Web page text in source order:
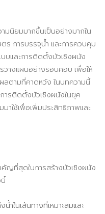
มนิยมมากขึ้นเป็นอย่างมากใน
ตร การบรรจุน้ำ และการควบคุม
บและการติดตั้งบัวเชิงผนัง
วางแผนอย่างรอบคอบ เพื่อให้
ลตามที่คาดหวัง ในบทความนี้
ารติดตั้งบัวเชิงผนังในยุค
าใช้เพื่อเพิ่มประสิทธิภาพและ
ญที่สุดในการสร้างบัวเชิงผนัง
ำในเส้นทางที่เหมาะสมและ